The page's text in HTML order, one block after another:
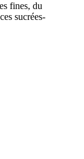
fines, du
sucrées-